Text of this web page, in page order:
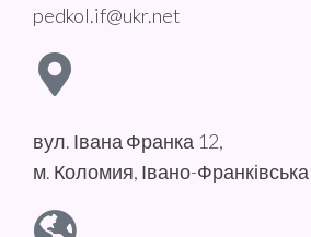
pedkol.if@ukr.net
вул. Івана Франка 12,
м. Коломия, Івано-